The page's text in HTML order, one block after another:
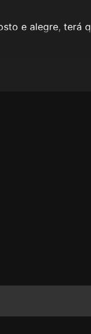
e alegre, terá